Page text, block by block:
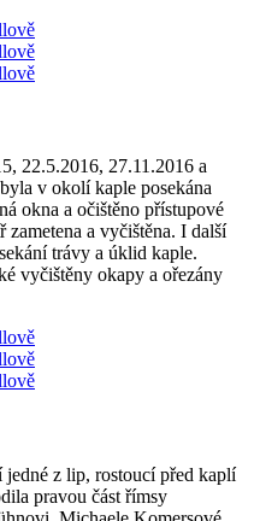
22.5.2016, 27.11.2016 a
v okolí kaple posekána
okna a očištěno přístupové
a vyčištěna. I další
trávy a úklid kaple.
vyčištěny okapy a ořezány
z lip, rostoucí před kaplí
pravou část římsy